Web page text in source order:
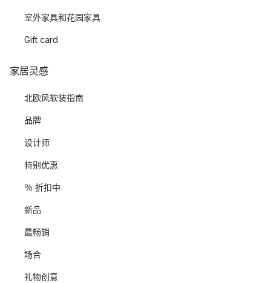
室外家具和花园家具
Gift card
家居灵感
北欧风软装指南
品牌
设计师
特别优惠
％ 折扣中
新品
最畅销
场合
礼物创意